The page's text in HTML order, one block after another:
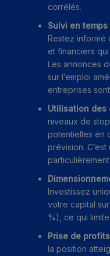
corrélés.
Suivi en
Restez informé
et financiers
Les annonces
sur l’emploi
entreprises
Utilisation des
niveaux de
potentielles en
prévision.
Investissez
votre capital
%), ce qui
Prise de
la position